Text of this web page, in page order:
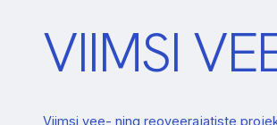
VIIMSI
Viimsi vee- ning reoveerajatiste